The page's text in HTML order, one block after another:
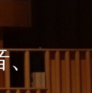
、
感